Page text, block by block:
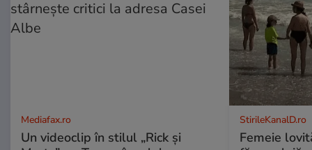
Mediafax.ro
Un videoclip în stilul „Rick și
StirileKanalD.ro
Femeie